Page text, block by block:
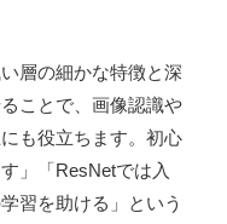
層の細かな特徴と深
ことで、画像認識や
も役立ちます。初心
」「ResNetでは入
習を助ける」という